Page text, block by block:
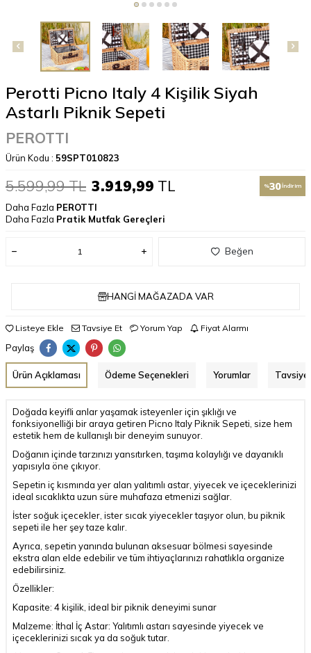
Perotti Picno Italy 4 Kişilik Siyah
Astarlı Piknik Sepeti
PEROTTI
Ürün Kodu : 59SPT010823
5.599,99TL 3.919,99 TL %30İndirim
Daha Fazla PEROTTI
Daha Fazla Pratik Mutfak Gereçleri
Beğen
HANGI MAĞAZADA VAR
Listeye Ekle Tavsiye Et Yorum Yap Fiyat Alarmı
Paylaş
Ürün Açıklaması Ödeme Seçenekleri Yorumlar Tavsiye
Doğada keyifli anlar yaşamak isteyenler için şıklığı ve
fonksiyonelliği bir araya getiren Picno Italy Piknik Sepeti, size hem
estetik hem de kullanışlı bir deneyim sunuyor.
Doğanın içinde tarzınızı yansıtırken, taşıma kolaylığı ve dayanıklı
yapısıyla öne çıkıyor.
Sepetin iç kısmında yer alan yalıtımlı astar, yiyecek ve içeceklerinizi
ideal sıcaklıkta uzun süre muhafaza etmenizi sağlar.
İster soğuk içecekler, ister sıcak yiyecekler taşıyor olun, bu piknik
sepeti ile her şey taze kalır.
Ayrıca, sepetin yanında bulunan aksesuar bölmesi sayesinde
ekstra alan elde edebilir ve tüm ihtiyaçlarınızı rahatlıkla organize
edebilirsiniz.
Özellikler:
Kapasite: 4 kişilik, ideal bir piknik deneyimi sunar
Malzeme: İthal İç Astar: Yalıtımlı astarı sayesinde yiyecek ve
içeceklerinizi sıcak ya da soğuk tutar.